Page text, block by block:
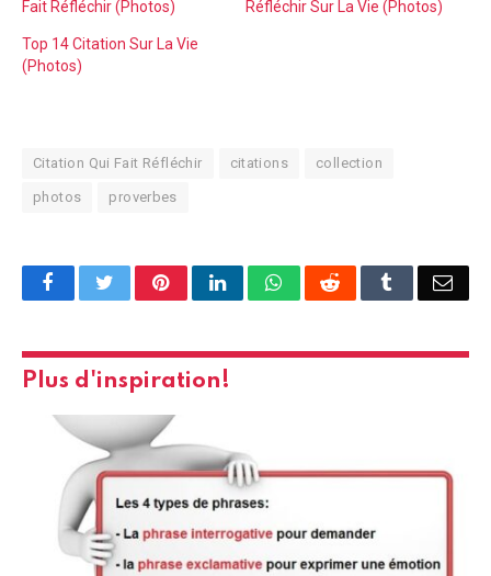
Fait Réfléchir (Photos) Réfléchir Sur La Vie (Photos)
Top 14 Citation Sur La Vie
(Photos)
Citation Qui Fait Réfléchir citations collection
photos proverbes
FacebookTwitterPinterestLinkedInWhatsAppReddit Tumblr
Plus d'inspiration!